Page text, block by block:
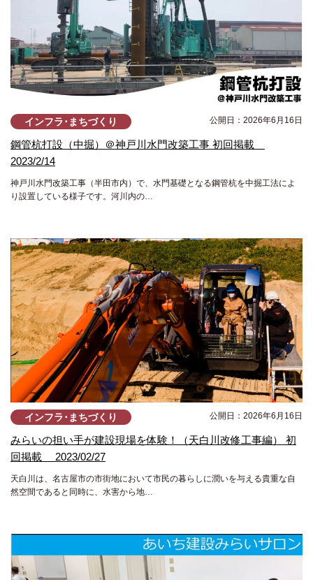
インフラ･まちづくり 公開日：2026年6月16日
鋼管杭打設（中掘）＠神戸川水門改築工事 初回掲載
2023/2/14
神戸川水門改築工事（半田市内）で、水門基礎となる鋼管杭を中掘工法によ
り設置している様子です。河川内の…
インフラ･まちづくり 公開日：2026年6月16日
みらいの担い手が建設現場を体験！（天白川改修工事編） 初
回掲載 2023/02/27
天白川は、名古屋市の市街地において市民の暮らしに潤いを与える貴重な自
然空間であると同時に、水害から地…